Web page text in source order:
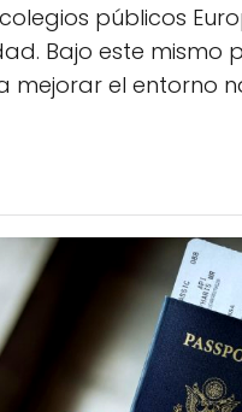
públicos
Bajo este mismo
mejorar el entorno